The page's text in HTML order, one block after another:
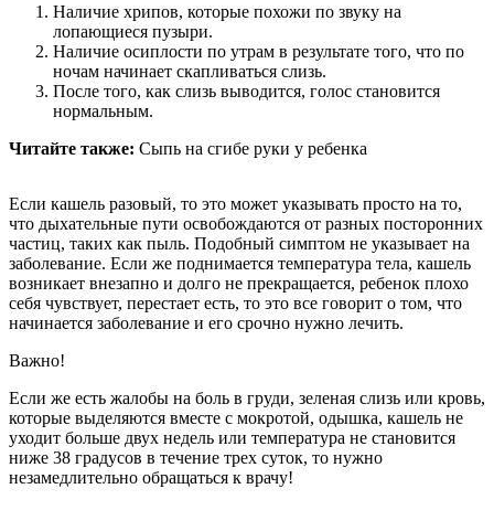
Наличие хрипов, которые похожи по звуку на
лопающиеся пузыри.
Наличие осиплости по утрам в результате того, что по
ночам начинает скапливаться слизь.
После того, как слизь выводится, голос становится
нормальным.
Читайте также: Сыпь на сгибе руки у ребенка
Если кашель разовый, то это может указывать просто на то,
что дыхательные пути освобождаются от разных посторонних
частиц, таких как пыль. Подобный симптом не указывает на
заболевание. Если же поднимается температура тела, кашель
возникает внезапно и долго не прекращается, ребенок плохо
себя чувствует, перестает есть, то это все говорит о том, что
начинается заболевание и его срочно нужно лечить.
Важно!
Если же есть жалобы на боль в груди, зеленая слизь или кровь,
которые выделяются вместе с мокротой, одышка, кашель не
уходит больше двух недель или температура не становится
ниже 38 градусов в течение трех суток, то нужно
незамедлительно обращаться к врачу!